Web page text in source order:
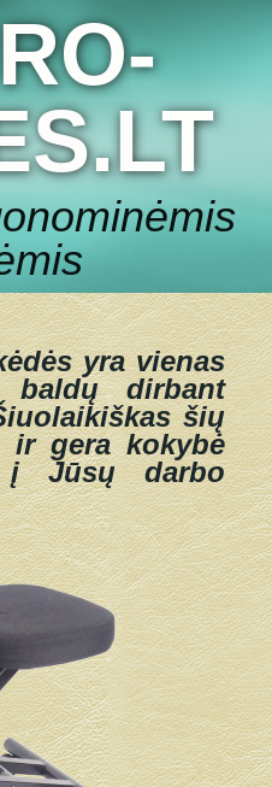
yra vienas
baldų dirbant
šių
ir gera kokybė
Jūsų darbo